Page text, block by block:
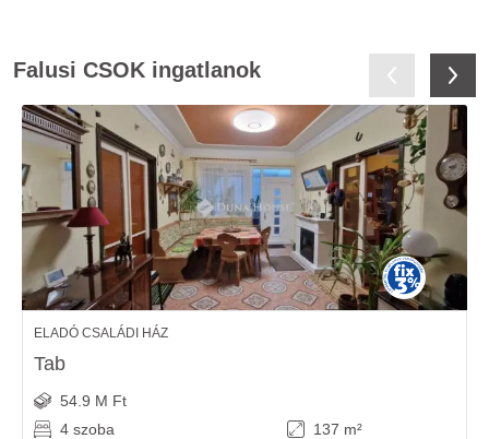
Falusi CSOK ingatlanok
ELADÓ CSALÁDI HÁZ
Tab
54.9 M Ft
4 szoba
137 m²